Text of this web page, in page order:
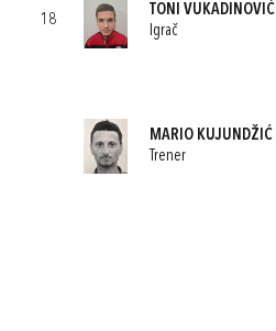
18
TONI VUKADINOVIĆ
Igrač
MARIO KUJUNDŽIĆ
Trener